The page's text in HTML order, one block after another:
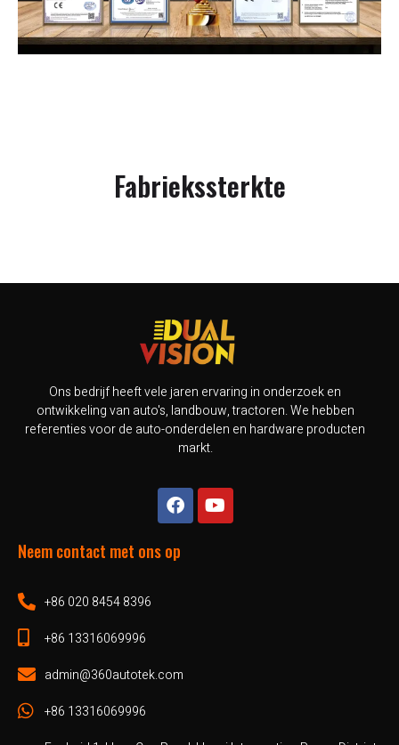
Fabriekssterkte
Ons bedrijf heeft vele jaren ervaring in onderzoek en
ontwikkeling van auto's, landbouw, tractoren. We hebben
referenties voor de auto-onderdelen en hardware producten
markt.
Neem contact met ons op
+86 020 8454 8396
+86 13316069996
admin@360autotek.com
+86 13316069996